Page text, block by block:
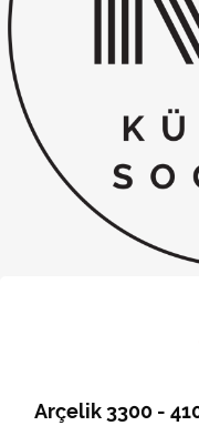
Arçelik 3300 -